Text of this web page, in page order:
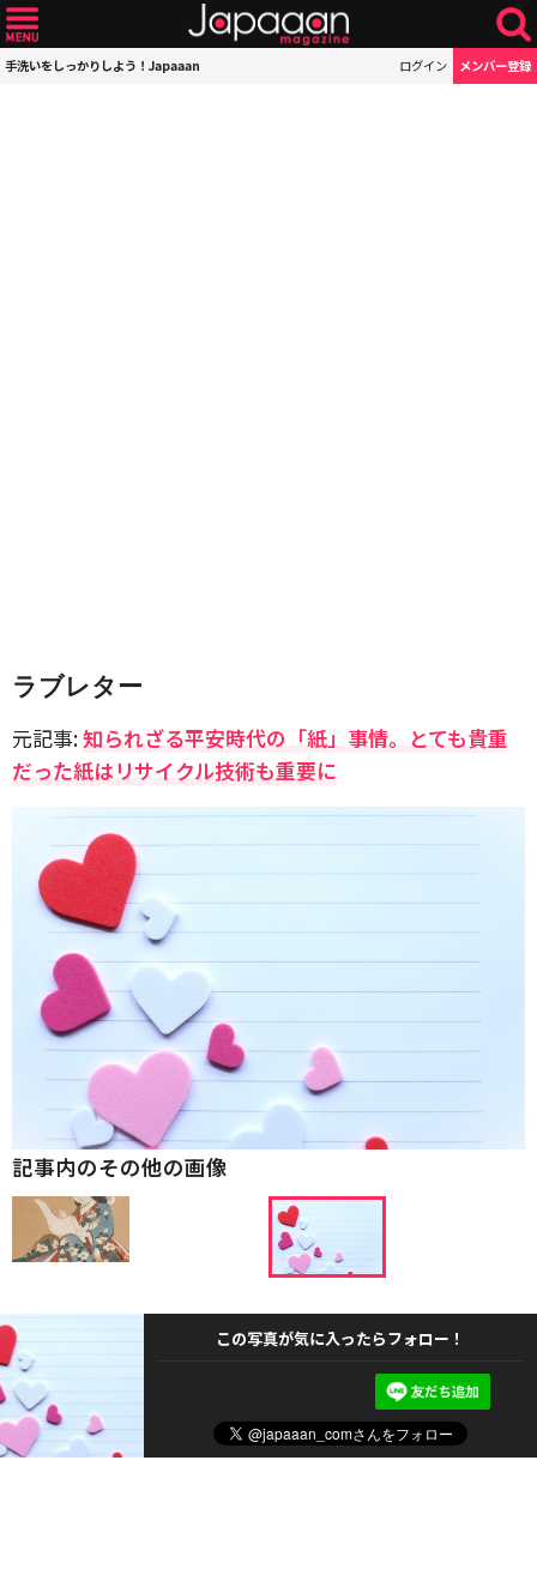
手洗いをしっかりしよう！Japaaan ログイン メンバー登録
ラブレター
元記事:知られざる平安時代の「紙」事情。とても貴重
だった紙はリサイクル技術も重要に
記事内のその他の画像
この写真が気に入ったらフォロー！